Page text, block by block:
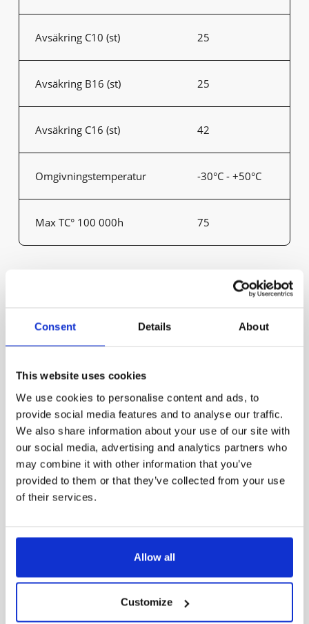
Consent Details About
This website uses cookies
We use cookies to personalise content and ads, to
provide social media features and to analyse our traffic.
We also share information about your use of our site with
our social media, advertising and analytics partners who
may combine it with other information that you’ve
provided to them or that they’ve collected from your use
of their services.
Allow all
Customize
Avsäkring C10 (st) 25
Avsäkring B16 (st) 25
Avsäkring C16 (st) 42
Omgivningstemperatur -30°C - +50°C
Max TC° 100 000h 75
Artikel Effekt medel (W)
401
20.5 3000
61001-
401
20.5 2944
401
20.5 2975